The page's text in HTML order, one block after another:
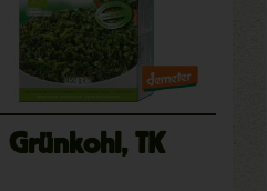
Grünkohl, TK